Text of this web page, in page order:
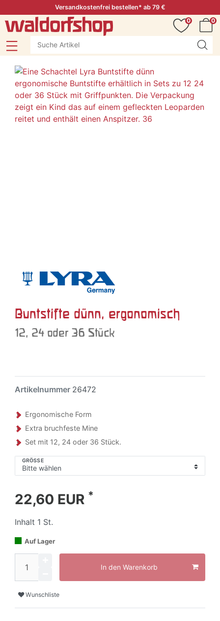
Versandkostenfrei bestellen* ab 79 €
0
0
Buntstifte dünn, ergonomisch
12, 24 oder 36 Stück
Artikelnummer 26472
Ergonomische Form
Extra bruchfeste Mine
Set mit 12, 24 oder 36 Stück.
GRÖSSE
22,60 EUR *
Inhalt 1 St.
Auf Lager
In den Warenkorb
Wunschliste